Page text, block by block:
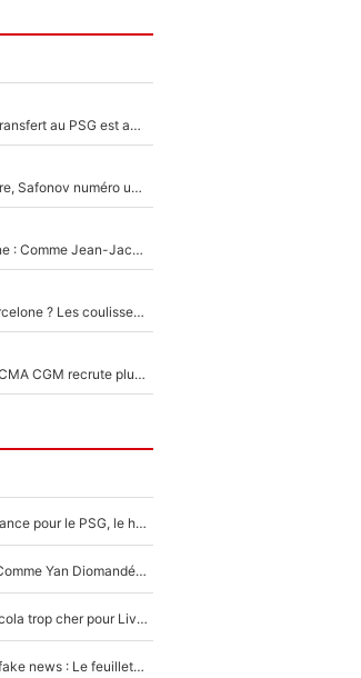
Ferran Torres a pris sa décision : Son transfert au PSG est annoncé en Espagne !
Suzuki recruté, Chevalier veut se battre, Safonov numéro un… Le PSG se lance encore dans un gros chantier pour le poste de gardien de but
Un documentaire avec Zinedine Zidane : Comme Jean-Jacques Goldman et Mylène Farmer, le nouveau sélectionneur de l'équipe de France a recalé une journaliste très connue
Le PSG comme seule option après Barcelone ? Les coulisses de la signature historique de Lionel Messi sont révélées au grand jour !
«Le budget a augmenté» : Decathlon-CMA CGM recrute plusieurs coureurs pour offrir à Paul Seixas une équipe pour gagner le Tour de France 2027
«Le suicide de Ferran Torres» : En partance pour le PSG, le héros de la finale de la Coupe du monde s'attire les foudres de la presse espagnole !
Antoine Griezmann et N'Golo Kanté : Comme Yan Diomandé, les deux champions du monde ont refusé de signer au PSG !
EXCLU - Mercato - PSG : Bradley Barcola trop cher pour Liverpool
PSG - Bradley Barcola à Liverpool, la fake news : Le feuilleton continue !